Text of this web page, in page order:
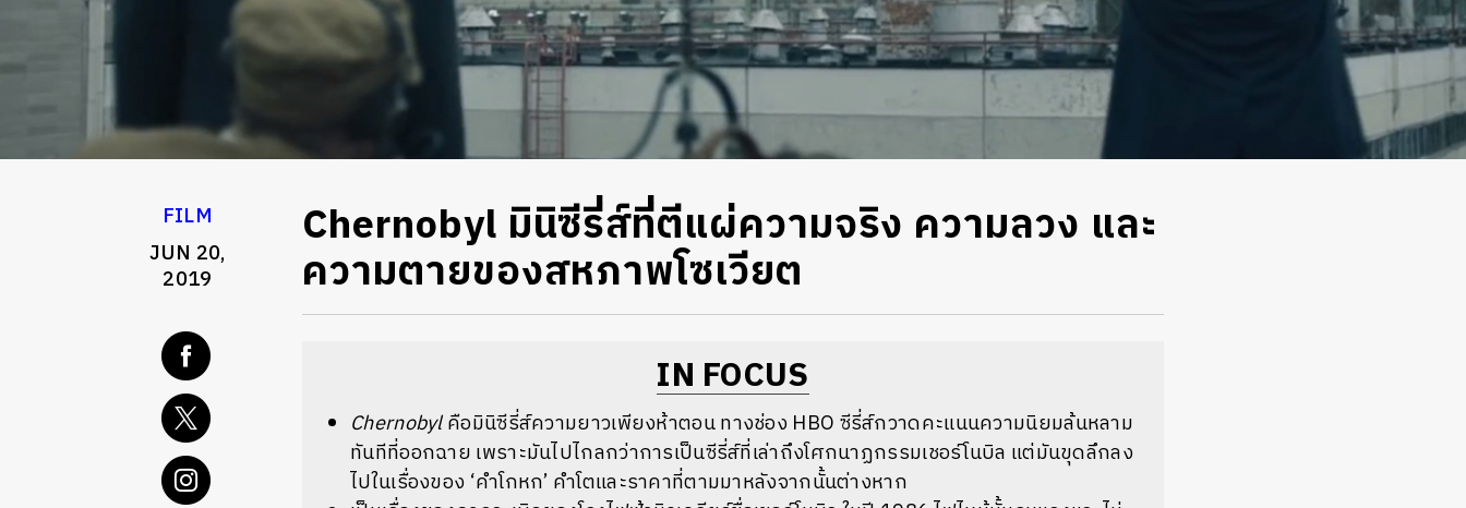
FILM
JUN 20,
2019
Chernobyl มินิซีรี่ส์ที่ตีแผ่ความจริง ความลวง และ
ความตายของสหภาพโซเวียต
IN FOCUS
Chernobylคือมินิซีรี่ส์ความยาวเพียงห้าตอน ทางช่อง HBO ซีรี่ส์กวาดคะแนนความนิยมล้นหลาม
ทันทีที่ออกฉาย เพราะมันไปไกลกว่าการเป็นซีรี่ส์ที่เล่าถึงโศกนาฏกรรมเชอร์โนบิล แต่มันขุดลึกลง
ไปในเรื่องของ ‘คำโกหก’ คำโตและราคาที่ตามมาหลังจากนั้นต่างหาก